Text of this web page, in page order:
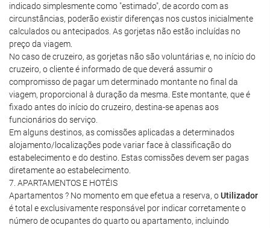
indicado simplesmente como "estimado", de acordo com as
circunstâncias, poderão existir diferenças nos custos inicialmente
calculados ou antecipados. As gorjetas não estão incluídas no
preço da viagem.
No caso de cruzeiro, as gorjetas não são voluntárias e, no início do
cruzeiro, o cliente é informado de que deverá assumir o
compromisso de pagar um determinado montante no final da
viagem, proporcional à duração da mesma. Este montante, que é
fixado antes do início do cruzeiro, destina-se apenas aos
funcionários do serviço.
Em alguns destinos, as comissões aplicadas a determinados
alojamento/localizações pode variar face à classificação do
estabelecimento e do destino. Estas comissões devem ser pagas
diretamente ao estabelecimento.
7. APARTAMENTOS E HOTÉIS
Apartamentos ? No momento em que efetua a reserva, oUtilizador
é total e exclusivamente responsável por indicar corretamente o
número de ocupantes do quarto ou apartamento, incluindo